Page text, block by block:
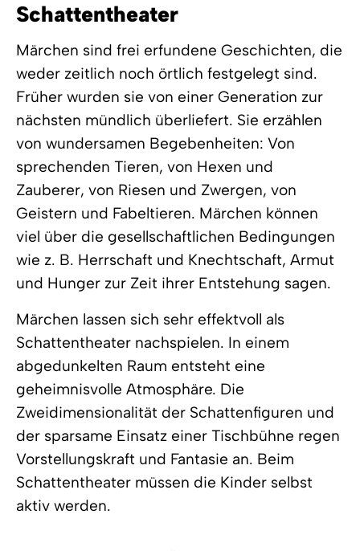
Schattentheater
Märchen sind frei erfundene Geschichten, die
weder zeitlich noch örtlich festgelegt sind.
Früher wurden sie von einer Generation zur
nächsten mündlich überliefert. Sie erzählen
von wundersamen Begebenheiten: Von
sprechenden Tieren, von Hexen und
Zauberer, von Riesen und Zwergen, von
Geistern und Fabeltieren. Märchen können
viel über die gesellschaftlichen Bedingungen
wie z. B. Herrschaft und Knechtschaft, Armut
und Hunger zur Zeit ihrer Entstehung sagen.
Märchen lassen sich sehr effektvoll als
Schattentheater nachspielen. In einem
abgedunkelten Raum entsteht eine
geheimnisvolle Atmosphäre. Die
Zweidimensionalität der Schattenfiguren und
der sparsame Einsatz einer Tischbühne regen
Vorstellungskraft und Fantasie an. Beim
Schattentheater müssen die Kinder selbst
aktiv werden.